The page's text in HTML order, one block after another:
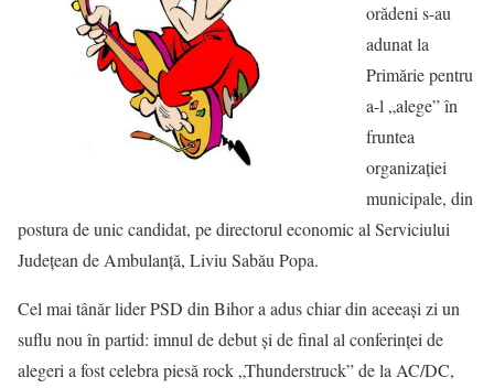
orădeni s-au
adunat la
Primărie pentru
a-l „alege” în
fruntea
organizaţiei
municipale, din
postura de unic candidat, pe directorul economic al Serviciului
Judeţean de Ambulanţă, Liviu Sabău Popa.
Cel mai tânăr lider PSD din Bihor a adus chiar din aceeaşi zi un
suflu nou în partid: imnul de debut şi de final al conferinţei de
alegeri a fost celebra piesă rock „Thunderstruck” de la AC/DC,